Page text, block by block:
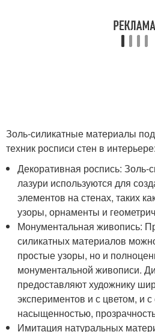
Золь-силикатные материалы
техник росписи стен в интерьере:
Декоративная роспись: Золь-
лазури используются для
элементов на стенах, таких
узоры, орнаменты и
Монументальная живопись:
силикатных материалов
простые узоры, но и
монументальной живописи.
предоставляют художнику
экспериментов и с цветом, и с
насыщенностью,
Имитация натуральных